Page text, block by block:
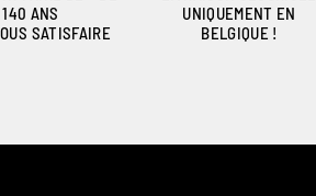
140 ANS
SATISFAIRE
UNIQUEMENT EN
BELGIQUE !